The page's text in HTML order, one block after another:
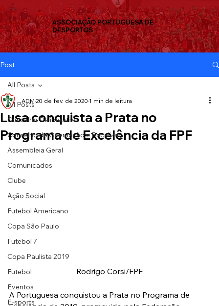
ASSOCIAÇÃO PORTUGUESA DE
DESPORTOS
Post
All Posts
Conselho Deliberativo
Conselho de Orientação e Fiscalizaç
Assembleia Geral
Comunicados
Clube
Ação Social
Futebol Americano
Copa São Paulo
Futebol 7
Copa Paulista 2019
Futebol
Eventos
E-sports
All Posts
Lusa conquista a Prata no
Programa de Excelência da FPF
ADM 20 de fev. de 2020 1 min de leitura
Rodrigo Corsi/FPF
A Portuguesa conquistou a Prata no Programa de